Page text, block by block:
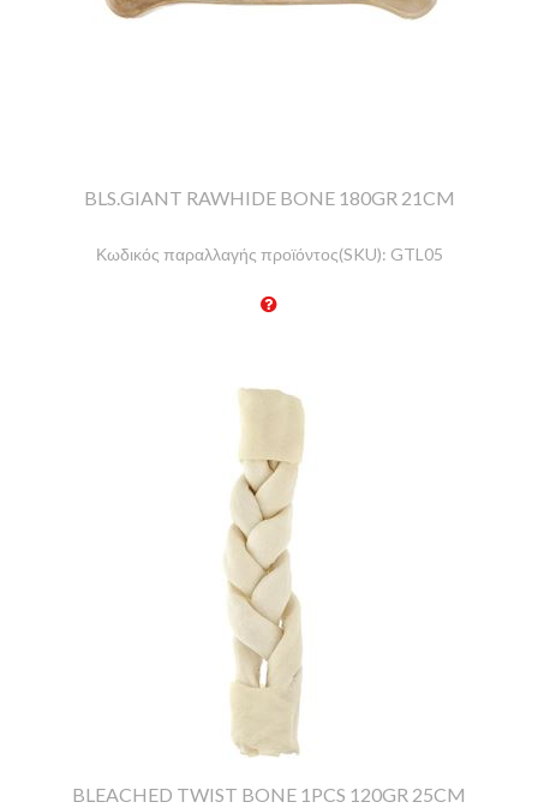
BLS.GIANT RAWHIDE BONE 180GR 21CM
Κωδικός παραλλαγής προϊόντος(SKU): GTL05
BLEACHED TWIST BONE 1PCS 120GR 25CM